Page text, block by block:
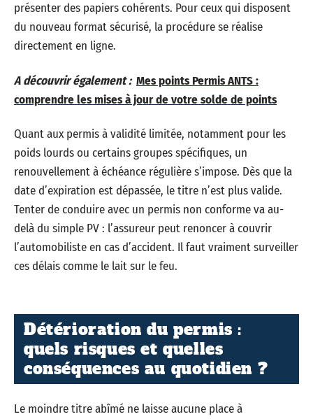
présenter des papiers cohérents. Pour ceux qui disposent
du nouveau format sécurisé, la procédure se réalise
directement en ligne.
A découvrir également : Mes points Permis ANTS :
comprendre les mises à jour de votre solde de points
Quant aux permis à validité limitée, notamment pour les
poids lourds ou certains groupes spécifiques, un
renouvellement à échéance régulière s’impose. Dès que la
date d’expiration est dépassée, le titre n’est plus valide.
Tenter de conduire avec un permis non conforme va au-
delà du simple PV : l’assureur peut renoncer à couvrir
l’automobiliste en cas d’accident. Il faut vraiment surveiller
ces délais comme le lait sur le feu.
Détérioration du permis :
quels risques et quelles
conséquences au quotidien ?
Le moindre titre abîmé ne laisse aucune place à